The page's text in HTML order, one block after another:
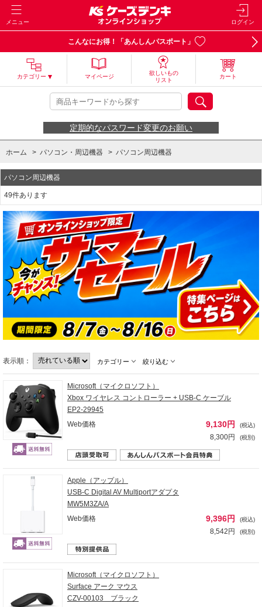
メニュー ログイン
こんなにお得！「あんしんパスポート」
カテゴリー マイページ
欲しいもの
リスト
カート
定期的なパスワード変更のお願い
ホーム > パソコン・周辺機器 > パソコン周辺機器
パソコン周辺機器
49件あります
表示順： カテゴリー 絞り込む
Microsoft（マイクロソフト）
Xbox ワイヤレス コントローラー + USB-C ケーブル
EP2-29945
Web価格
9,130円 (税込)
8,300円 (税別)
Apple（アップル）
USB-C Digital AV Multiportアダプタ
MW5M3ZA/A
Web価格
9,396円 (税込)
8,542円 (税別)
Microsoft（マイクロソフト）
Surface アーク マウス
CZV-00103 ブラック